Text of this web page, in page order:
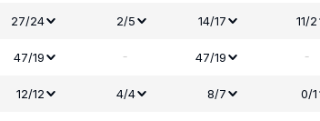
27/24 2/5 14/17 11/2
47/19 - 47/19 -
12/12 4/4 8/7 0/1